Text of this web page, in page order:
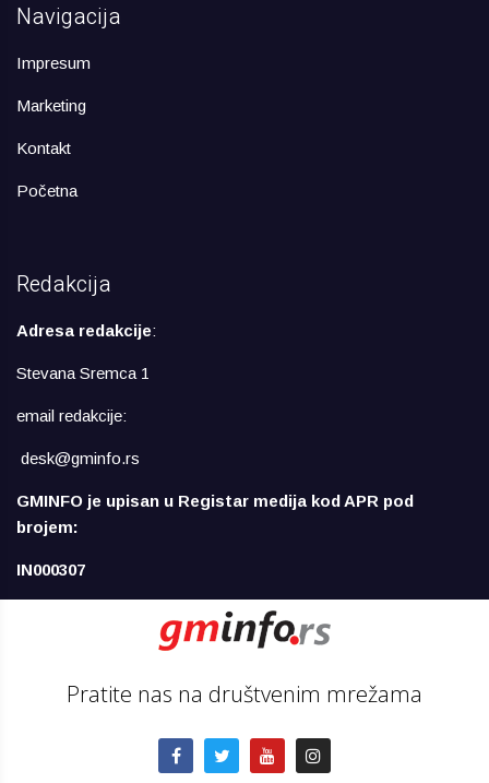
Navigacija
Impresum
Marketing
Kontakt
Početna
Redakcija
Adresa redakcije:
Stevana Sremca 1
email redakcije:
desk@gminfo.rs
GMINFO je upisan u Registar medija kod APR pod
brojem:
IN000307
Pratite nas na društvenim mrežama